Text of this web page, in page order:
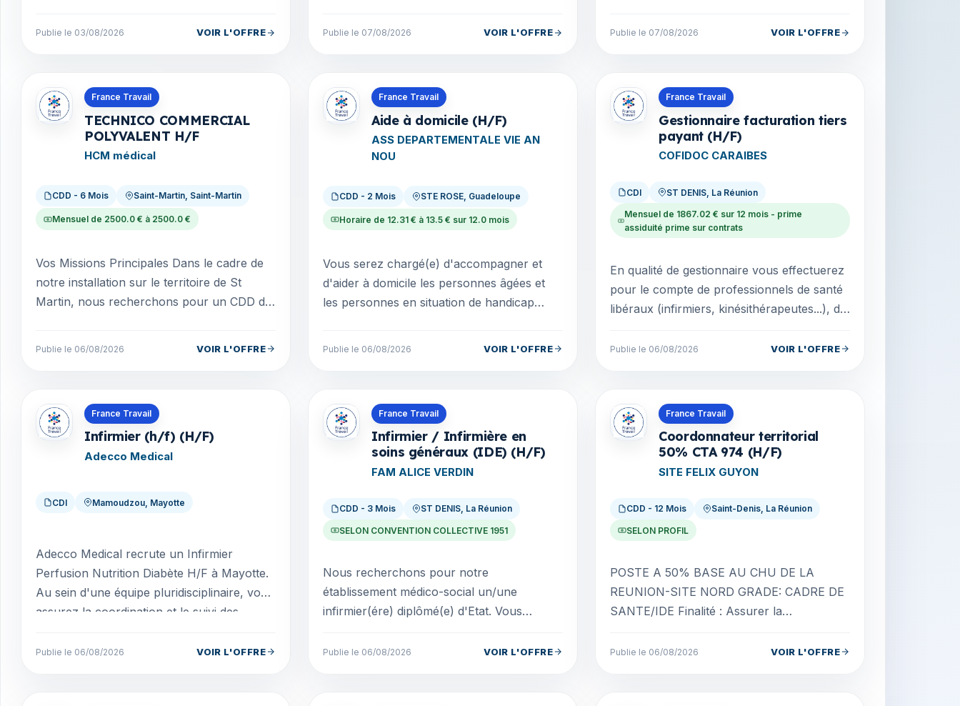
d'Etat po...
Publie le 03/08/2026 VOIR L'OFFRE
blocs plu...
Publie le 07/08/2026 VOIR L'OFFRE
- Réa...
Publie le 07/08/2026 VOIR L'OFFRE
France Travail
TECHNICO COMMERCIAL
POLYVALENT H/F
HCM médical
CDD - 6 Mois Saint-Martin, Saint-Martin
Mensuel de 2500.0 € à 2500.0 €
Vos Missions Principales Dans le cadre de
notre installation sur le territoire de St
Martin, nous recherchons pour un CDD de
Publie le 06/08/2026 VOIR L'OFFRE
Offres en Saint-Martin France Travail
Aide à domicile (H/F)
ASS DEPARTEMENTALE VIE AN
NOU
CDD - 2 Mois STE ROSE, Guadeloupe
Horaire de 12.31 € à 13.5 € sur 12.0 mois
Vous serez chargé(e) d'accompagner et
d'aider à domicile les personnes âgées et
les personnes en situation de handicap
Publie le 06/08/2026 VOIR L'OFFRE
Offres en Guadeloupe France Travail
Gestionnaire facturation tiers
payant (H/F)
COFIDOC CARAIBES
CDI ST DENIS, La Réunion
Mensuel de 1867.02 € sur 12 mois - prime
assiduité prime sur contrats
En qualité de gestionnaire vous effectuerez
pour le compte de professionnels de santé
libéraux (infirmiers, kinésithérapeutes...), de
o...
Publie le 06/08/2026 VOIR L'OFFRE
Offres en La Réunion
France Travail
Infirmier (h/f) (H/F)
Adecco Medical
CDI Mamoudzou, Mayotte
Adecco Medical recrute un Infirmier
Perfusion Nutrition Diabète H/F à Mayotte.
Au sein d'une équipe pluridisciplinaire, vous
assurez la coordination et le suivi des
Publie le 06/08/2026 VOIR L'OFFRE
Offres en Mayotte France Travail
Infirmier / Infirmière en
soins généraux (IDE) (H/F)
FAM ALICE VERDIN
CDD - 3 Mois ST DENIS, La Réunion
SELON CONVENTION COLLECTIVE 1951
Nous recherchons pour notre
établissement médico-social un/une
infirmier(ére) diplômé(e) d'Etat. Vous
réglementaires en application des dis...
Publie le 06/08/2026 VOIR L'OFFRE
Offres en La Réunion France Travail
Coordonnateur territorial
50% CTA 974 (H/F)
SITE FELIX GUYON
CDD - 12 Mois Saint-Denis, La Réunion
SELON PROFIL
POSTE A 50% BASE AU CHU DE LA
REUNION-SITE NORD GRADE: CADRE DE
SANTE/IDE Finalité : Assurer la
traçabilité des activités de la CTA-97...
Publie le 06/08/2026 VOIR L'OFFRE
Offres en La Réunion